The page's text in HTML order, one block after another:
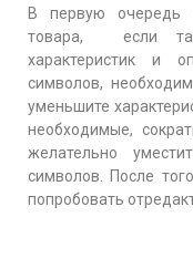
В первую очередь
товара, если
характеристик и
символов,
уменьшите
необходимые,
желательно
символов. После
попробовать